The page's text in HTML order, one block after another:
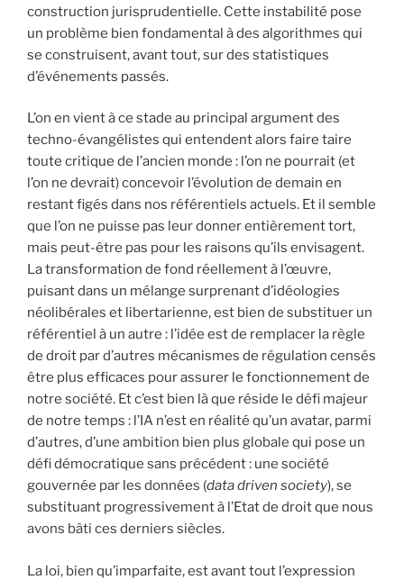
construction jurisprudentielle. Cette instabilité pose
un problème bien fondamental à des algorithmes qui
se construisent, avant tout, sur des statistiques
d’événements passés.
L’on en vient à ce stade au principal argument des
techno-évangélistes qui entendent alors faire taire
toute critique de l’ancien monde : l’on ne pourrait (et
l’on ne devrait) concevoir l’évolution de demain en
restant figés dans nos référentiels actuels. Et il semble
que l’on ne puisse pas leur donner entièrement tort,
mais peut-être pas pour les raisons qu’ils envisagent.
La transformation de fond réellement à l’œuvre,
puisant dans un mélange surprenant d’idéologies
néolibérales et libertarienne, est bien de substituer un
référentiel à un autre : l’idée est de remplacer la règle
de droit par d’autres mécanismes de régulation censés
être plus efficaces pour assurer le fonctionnement de
notre société. Et c’est bien là que réside le défi majeur
de notre temps : l’IA n’est en réalité qu’un avatar, parmi
d’autres, d’une ambition bien plus globale qui pose un
défi démocratique sans précédent : une société
gouvernée par les données (data driven society), se
substituant progressivement à l’Etat de droit que nous
avons bâti ces derniers siècles.
La loi, bien qu’imparfaite, est avant tout l’expression